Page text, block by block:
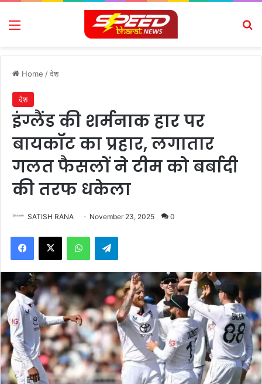
Menu
Home /देश
देश
इंग्लैंड की शर्मनाक हार पर
बायकॉट का प्रहार, लगातार
गलत फैसलों ने टीम को बर्बादी
की तरफ धकेला
SATISH RANA November 23, 2025 0
Facebook
X WhatsAppTelegram